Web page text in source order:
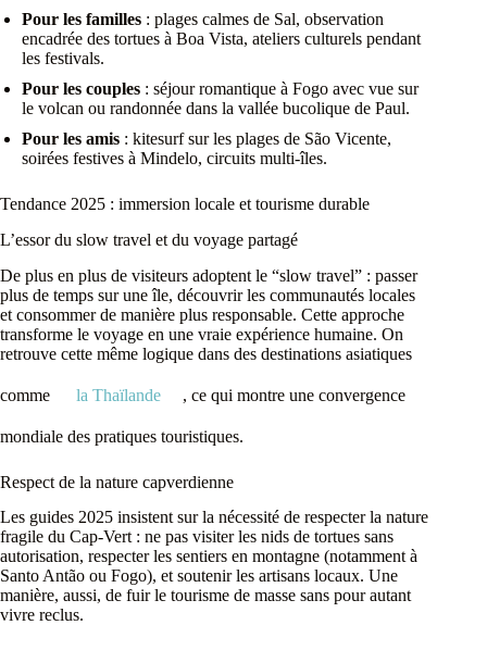
Pour les familles : plages calmes de Sal, observation
encadrée des tortues à Boa Vista, ateliers culturels pendant
les festivals.
Pour les couples : séjour romantique à Fogo avec vue sur
le volcan ou randonnée dans la vallée bucolique de Paul.
Pour les amis : kitesurf sur les plages de São Vicente,
soirées festives à Mindelo, circuits multi-îles.
Tendance 2025 : immersion locale et tourisme durable
L’essor du slow travel et du voyage partagé
De plus en plus de visiteurs adoptent le “slow travel” : passer
plus de temps sur une île, découvrir les communautés locales
et consommer de manière plus responsable. Cette approche
transforme le voyage en une vraie expérience humaine. On
retrouve cette même logique dans des destinations asiatiques
comme la Thaïlande , ce qui montre une convergence
mondiale des pratiques touristiques.
Respect de la nature capverdienne
Les guides 2025 insistent sur la nécessité de respecter la nature
fragile du Cap-Vert : ne pas visiter les nids de tortues sans
autorisation, respecter les sentiers en montagne (notamment à
Santo Antão ou Fogo), et soutenir les artisans locaux. Une
manière, aussi, de fuir le tourisme de masse sans pour autant
vivre reclus.